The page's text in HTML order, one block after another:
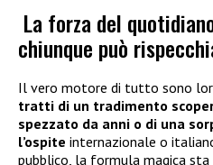
La forza del
chiunque può
Il vero motore di tutto sono
tratti di un tradimento
spezzato da anni o di una
l’ospite internazionale o
pubblico, la formula magica